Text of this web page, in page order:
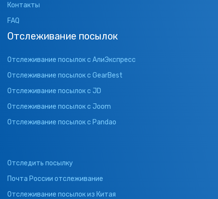
Контакты
FAQ
Отслеживание посылок
Отслеживание посылок с АлиЭкспресс
Отслеживание посылок с GearBest
Отслеживание посылок с JD
Отслеживание посылок с Joom
Отслеживание посылок с Pandao
Отследить посылку
Почта России отслеживание
Отслеживание посылок из Китая